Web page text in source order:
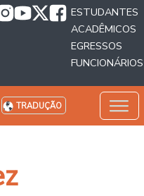
ESTUDANTES
ACADÊMICOS
EGRESSOS
FUNCIONÁRIOS
TRADUÇÃO